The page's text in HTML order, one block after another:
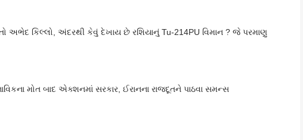
અભેદ કિલ્લો, અંદરથી કેવું દેખાય છે રશિયાનું Tu-214PU વિમાન ? જે પરમાણુ
મોત બાદ એક્શનમાં સરકાર, ઈરાનના રાજદૂતને પાઠવા સમન્સ